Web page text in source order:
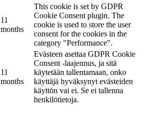
11
months
This cookie is set by GDPR
Cookie Consent plugin. The
cookie is used to store the user
consent for the cookies in the
category "Performance".
11
months
Evästeen asettaa GDPR Cookie
Consent -laajennus, ja sitä
käytetään tallentamaan, onko
käyttäjä hyväksynyt evästeiden
käyttön vai ei. Se ei tallenna
henkilötietoja.